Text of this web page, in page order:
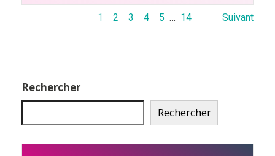
1 2 3 4 5 … 14 Suivant
Rechercher
Rechercher